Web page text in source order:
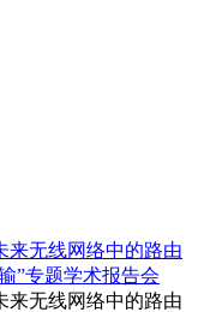
来无线网络中的路由
”专题学术报告会
来无线网络中的路由